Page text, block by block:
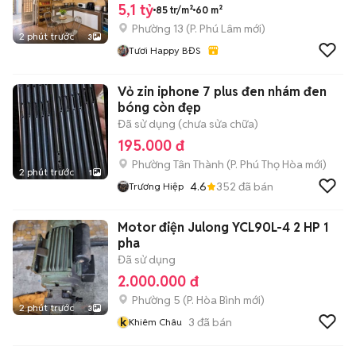
2 phút trước 3
5,1 tỷ 85 tr/m² 60 m²
Phường 13 (P. Phú Lâm mới)
Tươi Happy BĐS
2 phút trước 1
Vỏ zin iphone 7 plus đen nhám đen
bóng còn đẹp
Đã sử dụng (chưa sửa chữa)
195.000 đ
Phường Tân Thành (P. Phú Thọ Hòa mới)
Trương Hiệp 4.6 352 đã bán
2 phút trước 3
Motor điện Julong YCL90L-4 2 HP 1
pha
Đã sử dụng
2.000.000 đ
Phường 5 (P. Hòa Bình mới)
k Khiêm Châu 3 đã bán